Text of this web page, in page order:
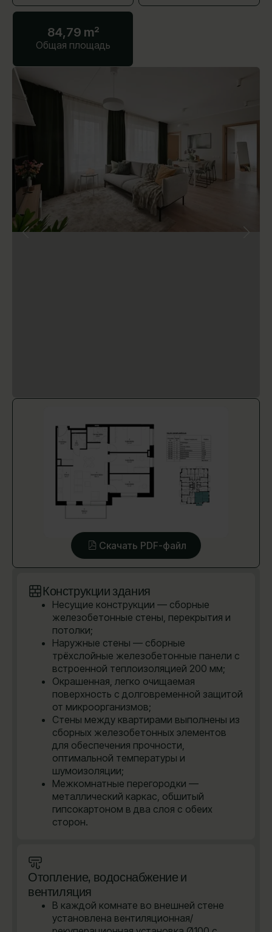
84,79 m²
Общая площадь
Скачать PDF-файл
Конструкции здания
Несущие конструкции — сборные
железобетонные стены, перекрытия и
потолки;
Наружные стены — сборные
трёхслойные железобетонные панели с
встроенной теплоизоляцией 200 мм;
Окрашенная, легко очищаемая
поверхность с долговременной защитой
от микроорганизмов;
Стены между квартирами выполнены из
сборных железобетонных элементов
для обеспечения прочности,
оптимальной температуры и
шумоизоляции;
Межкомнатные перегородки —
металлический каркас, обшитый
гипсокартоном в два слоя с обеих
сторон.
Отопление, водоснабжение и
вентиляция
В каждой комнате во внешней стене
установлена вентиляционная/